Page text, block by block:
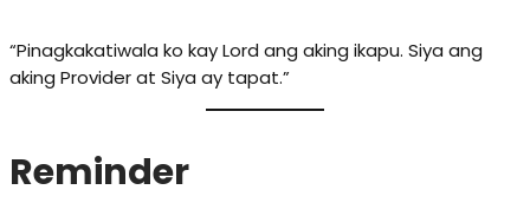
“Pinagkakatiwala ko kay Lord ang aking ikapu. Siya ang
aking Provider at Siya ay tapat.”
Reminder